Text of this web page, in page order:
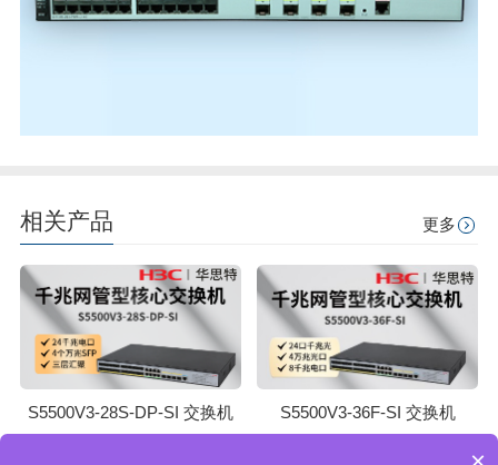
相关产品 更多
S5500V3-28S-DP-SI 交换机 S5500V3-36F-SI 交换机